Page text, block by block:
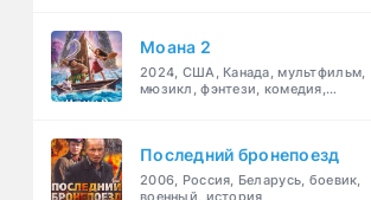
Моана 2
2024, США, Канада, мультфильм,
мюзикл, фэнтези, комедия,
Последний бронепоезд
2006, Россия, Беларусь, боевик,
военный, история